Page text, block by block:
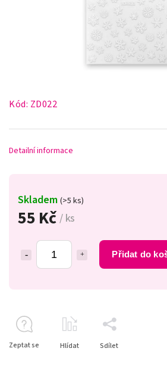
Kód: ZD022
55 Kč/ ks
Přidat do
Skladem (>5 ks)
Detailní informace
Zeptat se Hlídat Sdílet